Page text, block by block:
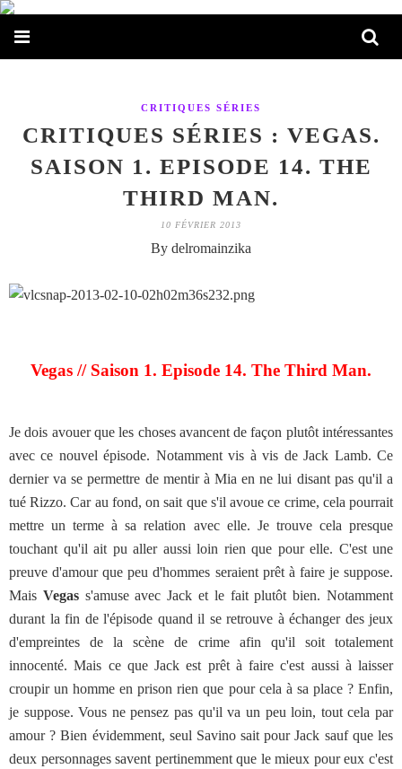
CRITIQUES SÉRIES
CRITIQUES SÉRIES : VEGAS.
SAISON 1. EPISODE 14. THE
THIRD MAN.
10 FÉVRIER 2013
By delromainzika
Vegas // Saison 1. Episode 14. The Third Man.
Je dois avouer que les choses avancent de façon plutôt intéressantes
avec ce nouvel épisode. Notamment vis à vis de Jack Lamb. Ce
dernier va se permettre de mentir à Mia en ne lui disant pas qu'il a
tué Rizzo. Car au fond, on sait que s'il avoue ce crime, cela pourrait
mettre un terme à sa relation avec elle. Je trouve cela presque
touchant qu'il ait pu aller aussi loin rien que pour elle. C'est une
preuve d'amour que peu d'hommes seraient prêt à faire je suppose.
Mais Vegass'amuse avec Jack et le fait plutôt bien. Notamment
durant la fin de l'épisode quand il se retrouve à échanger des jeux
d'empreintes de la scène de crime afin qu'il soit totalement
innocenté. Mais ce que Jack est prêt à faire c'est aussi à laisser
croupir un homme en prison rien que pour cela à sa place ? Enfin,
je suppose. Vous ne pensez pas qu'il va un peu loin, tout cela par
amour ? Bien évidemment, seul Savino sait pour Jack sauf que les
deux personnages savent pertinemment que le mieux pour eux c'est